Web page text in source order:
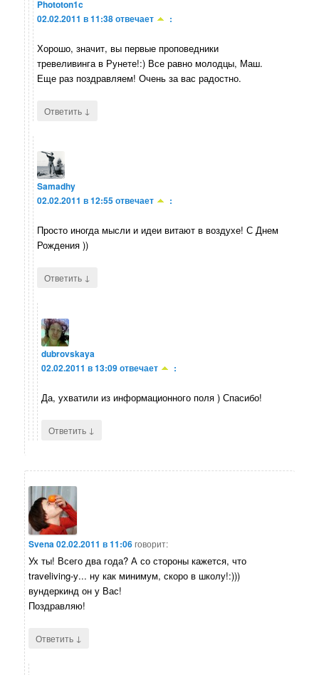
Phototon1c
02.02.2011 в 11:38отвечает :
Хорошо, значит, вы первые проповедники
тревеливинга в Рунете!:) Все равно молодцы, Маш.
Еще раз поздравляем! Очень за вас радостно.
Ответить ↓
Samadhy
02.02.2011 в 12:55отвечает :
Просто иногда мысли и идеи витают в воздухе! С Днем
Рождения ))
Ответить ↓
dubrovskaya
02.02.2011 в 13:09отвечает :
Да, ухватили из информационного поля ) Спасибо!
Ответить ↓
Svena02.02.2011 в 11:06говорит:
Ух ты! Всего два года? А со стороны кажется, что
traveliving-у... ну как минимум, скоро в школу!:)))
вундеркинд он у Вас!
Поздравляю!
Ответить ↓